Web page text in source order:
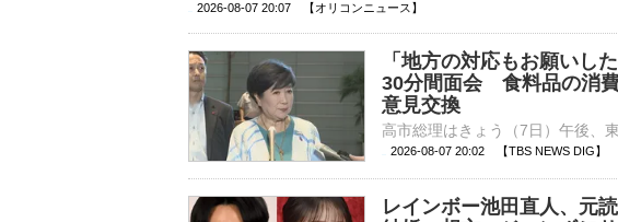
2026-08-07 20:07 【オリコンニュース】
「地方の対応もお願いし
30分間面会 食料品の消
意見交換
2026-08-07 20:02 【TBS NEWS DIG】
レインボー池田直人、元